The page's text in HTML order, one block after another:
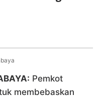
Pemkot
membebaskan